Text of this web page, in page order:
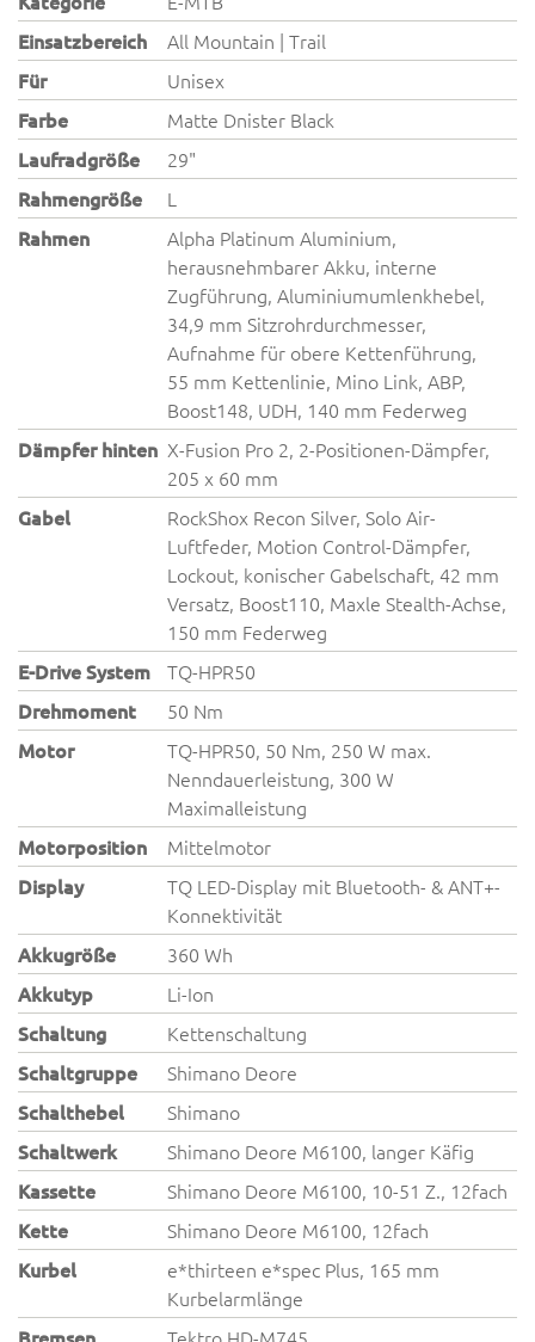
Einsatzbereich
All Mountain | Trail
Für
Unisex
Farbe
Matte Dnister Black
Laufradgröße
29"
Rahmengröße
L
Rahmen
Alpha Platinum Aluminium,
herausnehmbarer Akku, interne
Zugführung, Aluminiumumlenkhebel,
34,9 mm Sitzrohrdurchmesser,
Aufnahme für obere Kettenführung,
55 mm Kettenlinie, Mino Link, ABP,
Boost148, UDH, 140 mm Federweg
Dämpfer hinten X-Fusion Pro 2, 2-Positionen-Dämpfer,
205 x 60 mm
Gabel
RockShox Recon Silver, Solo Air-
Luftfeder, Motion Control-Dämpfer,
Lockout, konischer Gabelschaft, 42 mm
Versatz, Boost110, Maxle Stealth-Achse,
150 mm Federweg
E-Drive System
TQ-HPR50
Drehmoment
50 Nm
Motor
TQ-HPR50, 50 Nm, 250 W max.
Nenndauerleistung, 300 W
Maximalleistung
Motorposition
Mittelmotor
Display
TQ LED-Display mit Bluetooth- & ANT+-
Konnektivität
Akkugröße
360 Wh
Akkutyp
Li-Ion
Schaltung
Kettenschaltung
Schaltgruppe
Shimano Deore
Schalthebel
Shimano
Schaltwerk
Shimano Deore M6100, langer Käfig
Kassette
Shimano Deore M6100, 10-51 Z., 12fach
Kette
Shimano Deore M6100, 12fach
Kurbel
e*thirteen e*spec Plus, 165 mm
Kurbelarmlänge